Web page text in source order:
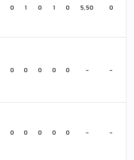
0 1 0 1 0 5,50 0
0 0 0 0 0 - -
0 0 0 0 0 - -